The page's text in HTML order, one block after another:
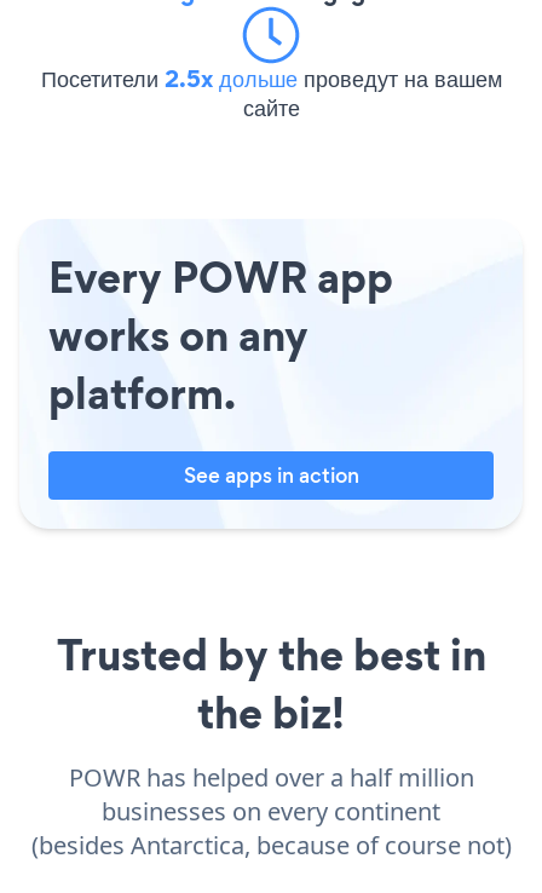
Посетители 2.5x дольше проведут на вашем
сайте
Every POWR app
works on any
platform.
See apps in action
Trusted by the best in
the biz!
POWR has helped over a half million
businesses on every continent
(besides Antarctica, because of course not)